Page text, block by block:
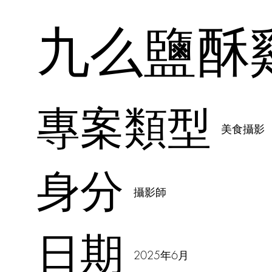
九么鹽酥
專案類型 美食攝影
身分 攝影師
日期 2025年6月